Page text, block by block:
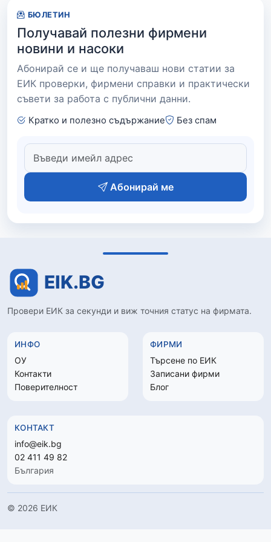
БЮЛЕТИН
Получавай полезни фирмени
новини и насоки
Абонирай се и ще получаваш нови статии за
ЕИК проверки, фирмени справки и практически
съвети за работа с публични данни.
Кратко и полезно съдържание Без спам
Абонирай ме
Провери ЕИК за секунди и виж точния статус на фирмата.
ИНФО
ОУ
Контакти
Поверителност
ФИРМИ
Търсене по ЕИК
Записани фирми
Блог
КОНТАКТ
info@eik.bg
02 411 49 82
България
© 2026 ЕИК